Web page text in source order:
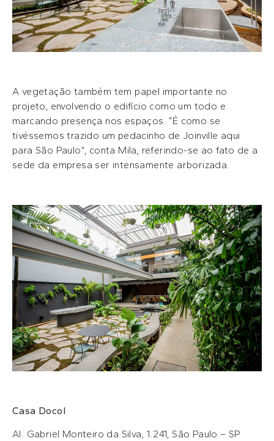
A vegetação também tem papel importante no
projeto, envolvendo o edifício como um todo e
marcando presença nos espaços. “É como se
tivéssemos trazido um pedacinho de Joinville aqui
para São Paulo”, conta Mila, referindo-se ao fato de a
sede da empresa ser intensamente arborizada.
Casa Docol
Al. Gabriel Monteiro da Silva, 1.241, São Paulo – SP